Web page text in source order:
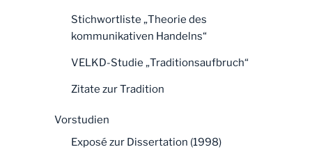
Stichwortliste „Theorie des
kommunikativen Handelns“
VELKD-Studie „Traditionsaufbruch“
Zitate zur Tradition
Vorstudien
Exposé zur Dissertation (1998)